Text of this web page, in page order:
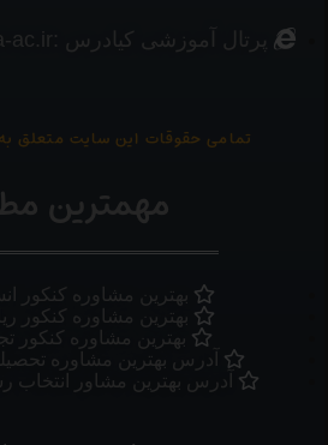
پرتال آموزشی کیادرس :kia-ac.ir
تمامی حقوقات این سایت متعلق به kiaac.irمی باشد
مهمترین
بهترین مشاوره کنکور
بهترین مشاوره کنکور
بهترین مشاوره کنکور
آدرس بهترین مشاوره
آدرس بهترین مشاور انتخاب